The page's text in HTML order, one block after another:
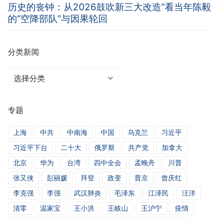
历史的丧钟：从2026鼓吹新三大改造”看当年陈毅
的“空降部队”与因果轮回
分类新闻
分
闻
专题
上海 中共 中南海 中国 乌克兰
习近平
习近平下台
二十大 俄罗斯 共产党
加拿大
北京
华为 台湾 四中全会 孟晚舟
川普
张又侠
彭丽媛 拜登 政变 普京
曾庆红
李克强
李强 武汉肺炎 毛泽东 江泽民
汪洋
清零
温家宝 王小洪 王岐山 王沪宁
疫情